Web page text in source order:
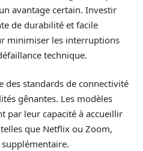
avantage certain. Investir
de durabilité et facile
minimiser les interruptions
technique.
des standards de connectivité
gênantes. Les modèles
par leur capacité à accueillir
que Netflix ou Zoom,